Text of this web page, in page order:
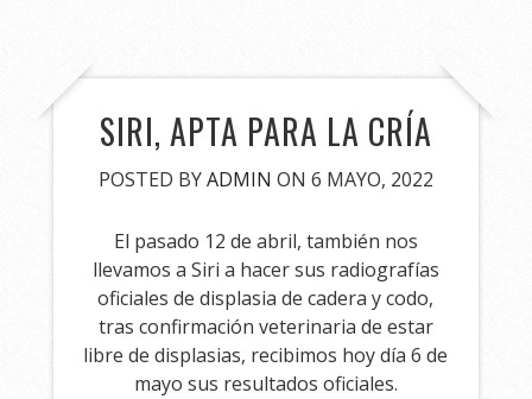
SIRI, APTA PARA LA CRÍA
POSTED BYADMIN ON 6 MAYO, 2022
El pasado 12 de abril, también nos
llevamos a Siri a hacer sus radiografías
oficiales de displasia de cadera y codo,
tras confirmación veterinaria de estar
libre de displasias, recibimos hoy día 6 de
mayo sus resultados oficiales.